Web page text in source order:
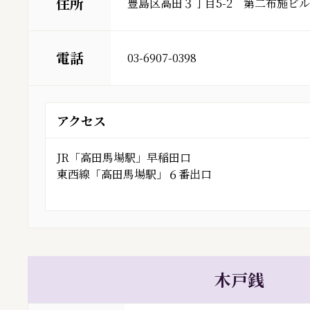
電話 03-6907-0398
アクセス
JR「高田馬場駅」早稲田口
東西線「高田馬場駅」６番出口
木戸銭